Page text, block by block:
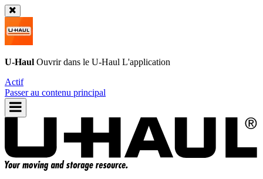
U-Haul Ouvrir dans le U-Haul L'application
Actif
Passer au contenu principal